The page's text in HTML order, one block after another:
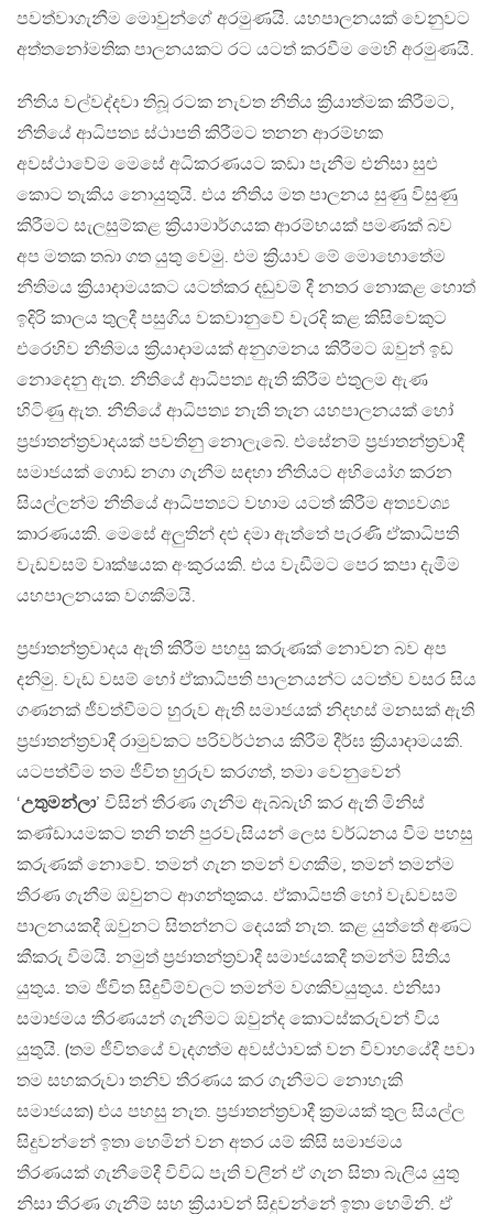
පවත්වාගැනීම මොවුන්ගේ අරමුණයි. යහපාලනයක් වෙනුවට
අත්තනෝමතික පාලනයකට රට යටත් කරවීම මෙහි අරමුණයි.
නීතිය වල්වද්දවා තිබූ රටක නැවත නීතිය ක්‍රියාත්මක කිරීමට,
නීතියේ ආධිපත්‍ය ස්ථාපති කිරීමට තනන ආරම්භක
අවස්ථාවේම මෙසේ අධිකරණයට කඩා පැනීම එනිසා සුළු
කොට තැකිය නොයුතුයි. එය නීතිය මත පාලනය සුණු විසුණු
කිරීමට සැලසුම්කළ ක්‍රියාමාර්ගයක ආරම්භයක් පමණක් බව
අප මතක තබා ගත යුතු වෙමු. එම ක්‍රියාව මේ මොහොතේම
නීතිමය ක්‍රියාදාමයකට යටත්කර දඬුවම් දී නතර නොකළ හොත්
ඉදිරි කාලය තුලදී පසුගිය වකවානුවේ වැරදි කළ කිසිවෙකුට
එරෙහිව නීතිමය ක්‍රියාදාමයක් අනුගමනය කිරීමට ඔවුන් ඉඩ
නොදෙනු ඇත. නීතියේ ආධිපත්‍ය ඇති කිරීම එතුලම ඇණ
හිටිණු ඇත. නීතියේ ආධිපත්‍ය නැති තැන යහපාලනයක් හෝ
ප්‍රජාතන්ත්‍රවාදයක් පවතිනු නොලැබේ. එසේනම් ප්‍රජාතන්ත්‍රවාදී
සමාජයක් ගොඩ නගා ගැනීම සඳහා නීතියට අභියෝග කරන
සියල්ලන්ම නීතියේ ආධිපත්‍යට වහාම යටත් කිරීම අත්‍යවශ්‍ය
කාරණයකි. මෙසේ අලුතින් දළු දමා ඇත්තේ පැරණි ඒකාධිපති
වැඩවසම් වෘක්ෂයක අංකුරයකි. එය වැඩීමට පෙර කපා දැමීම
යහපාලනයක වගකීමයි.
ප්‍රජාතන්ත්‍රවාදය ඇති කිරීම පහසු කරුණක් නොවන බව අප
දනිමු. වැඩ වසම් හෝ ඒකාධිපති පාලනයන්ට යටත්ව වසර සිය
ගණනක් ජීවත්වීමට හුරුව ඇති සමාජයක් නිදහස් මනසක් ඇති
ප්‍රජාතන්ත්‍රවාදී රාමුවකට පරිවර්ථනය කිරීම දීර්ඝ ක්‍රියාදාමයකි.
යටපත්වීම තම ජීවිත හුරුව කරගත්, තමා වෙනුවෙන්
‘උතුමන්ලා’ විසින් තීරණ ගැනීම ඇබ්බැහි කර ඇති මිනිස්
කණ්ඩායමකට තනි තනි පුරවැසියන් ලෙස වර්ධනය වීම පහසු
කරුණක් නොවේ. තමන් ගැන තමන් වගකීම, තමන් තමන්ම
තීරණ ගැනීම ඔවුනට ආගන්තුකය. ඒකාධිපති හෝ වැඩවසම්
පාලනයකදී ඔවුනට සිතන්නට දෙයක් නැත. කළ යුත්තේ අණට
කීකරු වීමයි. නමුත් ප්‍රජාතන්ත්‍රවාදී සමාජයකදී තමන්ම සිතිය
යුතුය. තම ජීවිත සිදුවීම්වලට තමන්ම වගකිවයුතුය. එනිසා
සමාජමය තීරණයන් ගැනීමට ඔවුන්ද කොටස්කරුවන් විය
යුතුයි. (තම ජීවිතයේ වැදගත්ම අවස්ථාවක් වන විවාහයේදී පවා
තම සහකරුවා තනිව තීරණය කර ගැනීමට නොහැකි
සමාජයක) එය පහසු නැත. ප්‍රජාතන්ත්‍රවාදී ක්‍රමයක් තුල සියල්ල
සිදුවන්නේ ඉතා හෙමින් වන අතර යම් කිසි සමාජමය
තීරණයක් ගැනීමේදී විවිධ පැති වලින් ඒ ගැන සිතා බැලිය යුතු
නිසා තීරණ ගැනීම් සහ ක්‍රියාවන් සිදුවන්නේ ඉතා හෙමිනි. ඒ